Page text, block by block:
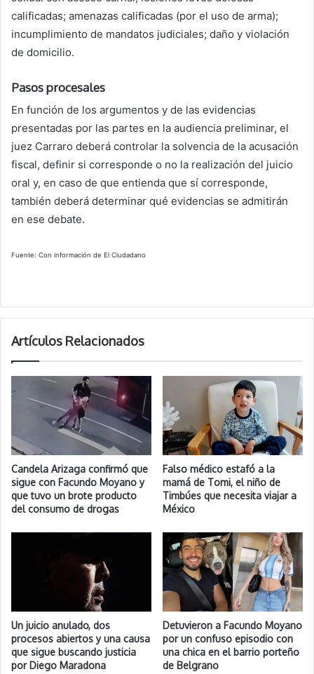
calificadas; amenazas calificadas (por el uso de arma);
incumplimiento de mandatos judiciales; daño y violación
de domicilio.
Pasos procesales
En función de los argumentos y de las evidencias
presentadas por las partes en la audiencia preliminar, el
juez Carraro deberá controlar la solvencia de la acusación
fiscal, definir si corresponde o no la realización del juicio
oral y, en caso de que entienda que sí corresponde,
también deberá determinar qué evidencias se admitirán
en ese debate.
Fuente: Con información de El Ciudadano
Artículos Relacionados
Candela Arizaga confirmó que
sigue con Facundo Moyano y
que tuvo un brote producto
del consumo de drogas
Falso médico estafó a la
mamá de Tomi, el niño de
Timbúes que necesita viajar a
México
Un juicio anulado, dos
procesos abiertos y una causa
que sigue buscando justicia
por Diego Maradona
Detuvieron a Facundo Moyano
por un confuso episodio con
una chica en el barrio porteño
de Belgrano